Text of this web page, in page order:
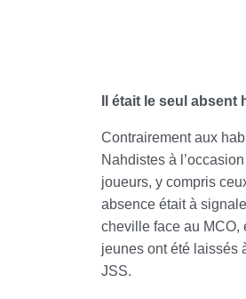
Il était le seul absent
Contrairement aux
Nahdistes à
joueurs, y compris
absence était à
cheville face au MCO,
jeunes ont été laissés
JSS.